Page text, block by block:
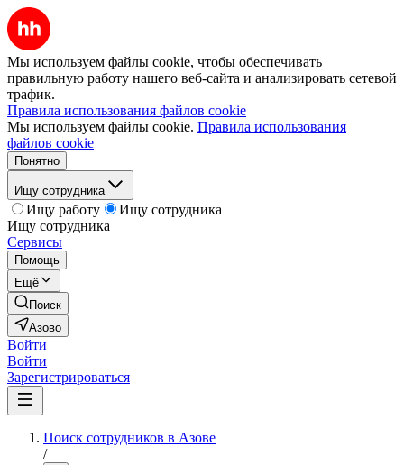
Мы используем файлы cookie, чтобы обеспечивать
правильную работу нашего веб-сайта и анализировать сетевой
трафик.
Правила использования файлов cookie
Мы используем файлы cookie. Правила использования
файлов cookie
Понятно
Ищу сотрудника
Ищу работу
Ищу сотрудника
Ищу сотрудника
Сервисы
Помощь
Ещё
Поиск
Азово
Войти
Войти
Зарегистрироваться
Поиск сотрудников в Азове
/